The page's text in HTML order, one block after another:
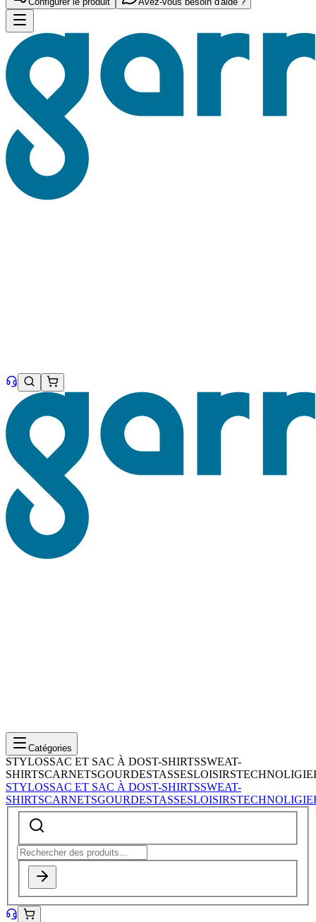
Catégories
STYLOSSAC ET SAC À DOST-SHIRTSSWEAT-
SHIRTSCARNETSGOURDESTASSESLOISIRSTECHNOLIGIE
STYLOSSAC ET SAC À DOST-SHIRTSSWEAT-
SHIRTSCARNETSGOURDESTASSESLOISIRSTECHNOLIGIE